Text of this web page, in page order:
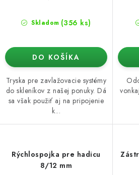
Skladom (356 ks)
DO KOŠÍKA
Tryska pre zavlažovacie systémy
do skleníkov z našej ponuky. Dá
sa však použiť aj na pripojenie
k...
Rýchlospojka pre hadicu
8/12 mm